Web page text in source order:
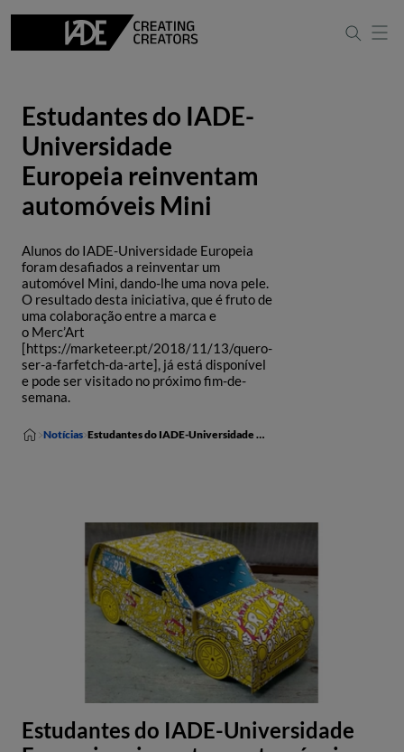
Estudantes do IADE-
Universidade
Europeia reinventam
automóveis Mini
Alunos do IADE-Universidade Europeia
foram desafiados a reinventar um
automóvel Mini, dando-lhe uma nova pele.
O resultado desta iniciativa, que é fruto de
uma colaboração entre a marca e
o Merc’Art
[https://marketeer.pt/2018/11/13/quero-
ser-a-farfetch-da-arte], já está disponível
e pode ser visitado no próximo fim-de-
semana.
Notícias Estudantes do IADE-Universidade Europeia reinventam automóveis Mini
Estudantes do IADE-Universidade